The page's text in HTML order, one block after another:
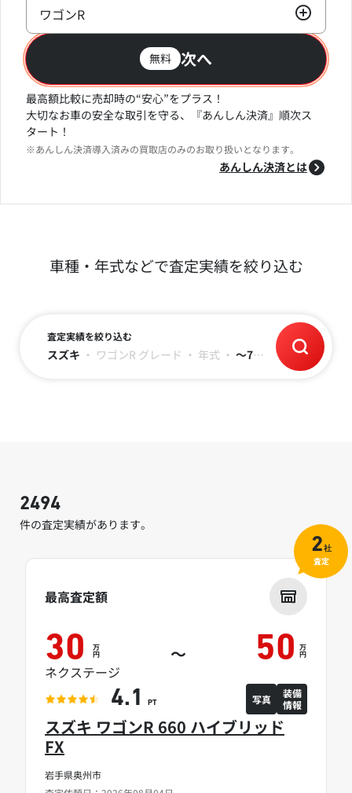
ワゴンR
無料 次へ
最高額比較に売却時の“安心”をプラス！
大切なお車の安全な取引を守る、『あんしん決済』順次ス
タート！
※あんしん決済導入済みの買取店のみのお取り扱いとなります。
あんしん決済とは
車種・年式などで査定実績を絞り込む
査定実績を絞り込む
スズキ ・ ワゴンR グレード ・ 年式 ・ ～7万キロ
2494
件の査定実績があります。
岩手県奥州市
スズキ ワゴンR 660 ハイブリッド
FX
最高査定額
30 万
円 ～ 50 万
円
ネクステージ
4.1 PT 写真
装備
情報
2社
査定